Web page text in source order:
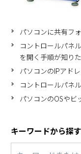
パソコンに共有フ
コントロールパネ
を開く手順が知り
パソコンのIPアド
コントロールパネ
パソコンのOSやビ
キーワードから探す